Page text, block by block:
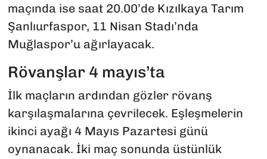
maçında ise saat 20.00’de Kızılkaya Tarım
Şanlıurfaspor, 11 Nisan Stadı’nda
Muğlaspor’u ağırlayacak.
Rövanşlar 4 mayıs’ta
İlk maçların ardından gözler rövanş
karşılaşmalarına çevrilecek. Eşleşmelerin
ikinci ayağı 4 Mayıs Pazartesi günü
oynanacak. İki maç sonunda üstünlük